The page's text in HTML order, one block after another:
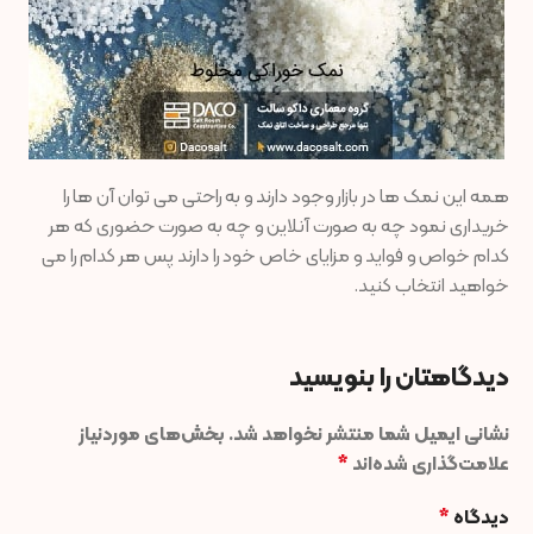
همه این نمک ها در بازار وجود دارند و به راحتی می توان آن ها را
خریداری نمود چه به صورت آنلاین و چه به صورت حضوری که هر
کدام خواص و فواید و مزایای خاص خود را دارند پس هر کدام را می
خواهید انتخاب کنید.
دیدگاهتان را بنویسید
نشانی ایمیل شما منتشر نخواهد شد. بخش‌های موردنیاز
علامت‌گذاری شده‌اند *
دیدگاه *